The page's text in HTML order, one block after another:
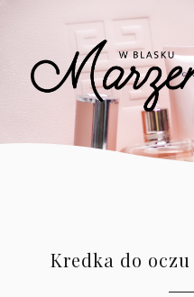
Kredka do oczu